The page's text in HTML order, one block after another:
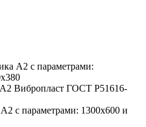
А2 с параметрами:
Вибропласт ГОСТ Р51616-
с параметрами: 1300х600 и